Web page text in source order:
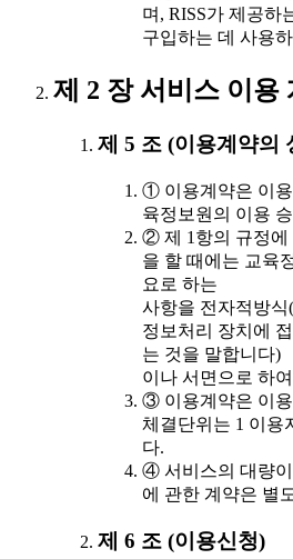
며, RISS가 제공하
구입하는 데 사용
제 2 장 서비스 이용
제 5 조 (이용계약의
① 이용계약은 이
육정보원의 이용
② 제 1항의 규정에
을 할 때에는 교육
요로 하는
사항을 전자적방
정보처리 장치에
는 것을 말합니다)
이나 서면으로 하
③ 이용계약은 이
체결단위는 1 이용
다.
④ 서비스의 대량
에 관한 계약은 별
제 6 조 (이용신청)